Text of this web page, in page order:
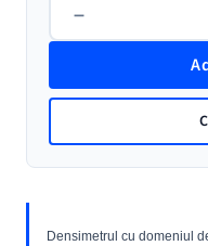
Densimetrul cu domeniul
−
Densimetru
1.000